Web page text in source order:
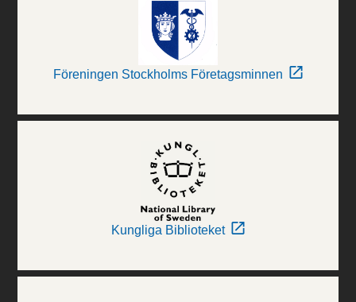
Föreningen Stockholms Företagsminnen
Kungliga Biblioteket